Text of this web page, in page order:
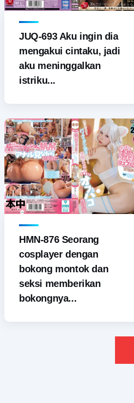
JUQ-693 Aku ingin dia
mengakui cintaku, jadi
aku meninggalkan
istriku...
HMN-876 Seorang
cosplayer dengan
bokong montok dan
seksi memberikan
bokongnya...